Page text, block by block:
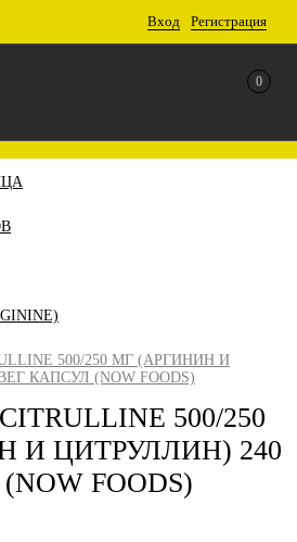
Вход Регистрация
0
500/250 МГ (АРГИНИН И
КАПСУЛ (NOW FOODS)
500/250
И ЦИТРУЛЛИН) 240
FOODS)